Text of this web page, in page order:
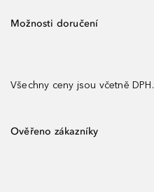
Možnosti doručení
Všechny ceny jsou včetně DPH.
Ověřeno zákazníky